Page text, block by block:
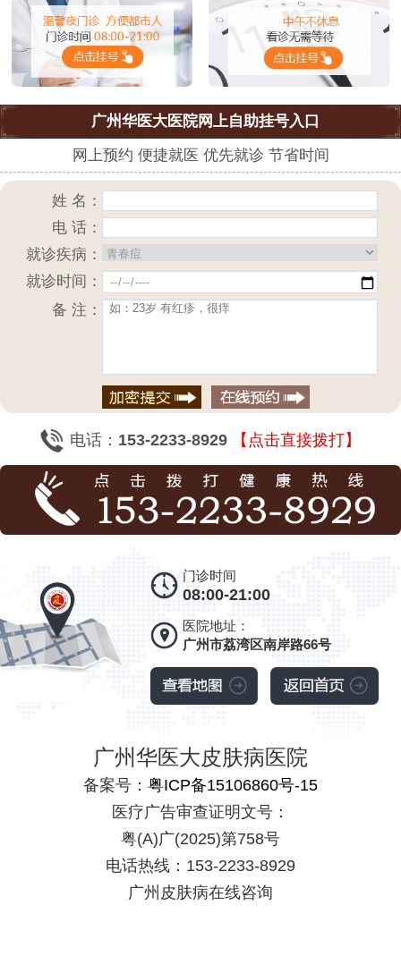
广州华医大医院网上自助挂号入口
网上预约 便捷就医 优先就诊 节省时间
姓 名：
电 话：
就诊疾病：
就诊时间：
备 注：
电话： 153-2233-8929 【点击直接拨打】
门诊时间
08:00-21:00
医院地址：
广州市荔湾区南岸路66号
广州华医大皮肤病医院
备案号： 粤ICP备15106860号-15
医疗广告审查证明文号：
粤(A)广(2025)第758号
电话热线：153-2233-8929
广州皮肤病在线咨询